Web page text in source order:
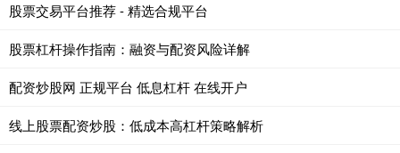
股票交易平台推荐 - 精选合规平台
股票杠杆操作指南：融资与配资风险详解
配资炒股网 正规平台 低息杠杆 在线开户
线上股票配资炒股：低成本高杠杆策略解析